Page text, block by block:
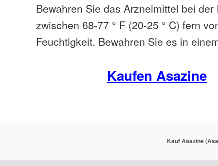
Bewahren Sie das Arzneimittel bei
zwischen 68-77 ° F (20-25 ° C) fern
Feuchtigkeit. Bewahren Sie es in
Kaufen Asazine
Kauf Asazine